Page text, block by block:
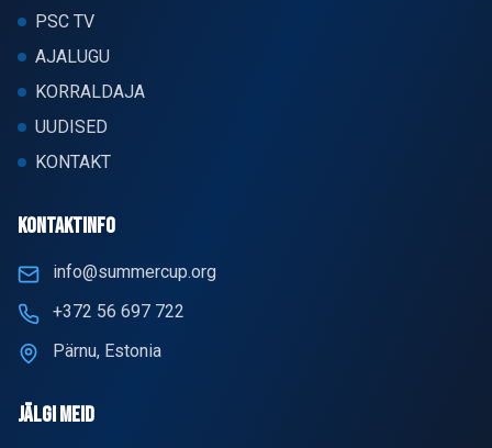
PSC TV
AJALUGU
KORRALDAJA
UUDISED
KONTAKT
KONTAKTINFO
info@summercup.org
+372 56 697 722
Pärnu, Estonia
JÄLGI MEID